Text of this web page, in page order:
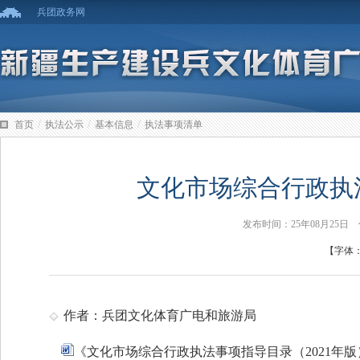
兵团政务网
首页 / 执法公示 / 基本信息 / 执法事项清单
文化市场综合行政
发布时间：25年08月25
【字体
作者：兵团文化体育广电和旅游局
《文化市场综合行政执法事项指导目录（2021年版